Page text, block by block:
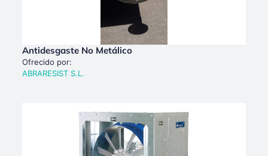
Antidesgaste No Metálico
Ofrecido por:
ABRARESIST S.L.